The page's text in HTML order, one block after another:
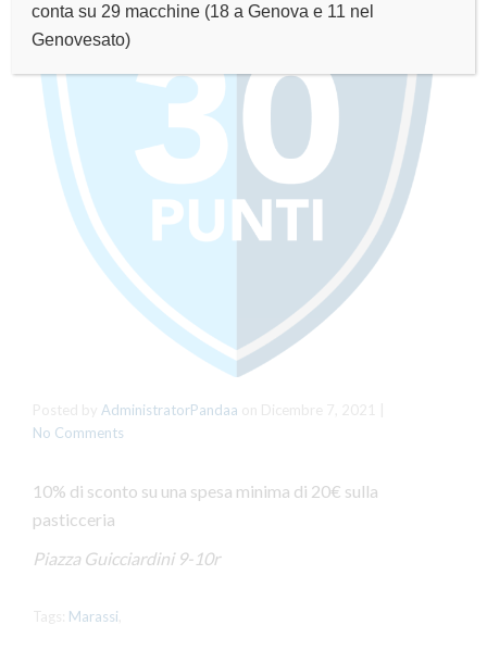
AdministratorPandaa
No Comments
10% di sconto su una spesa minima di 20€ sulla
pasticceria
Piazza Guicciardini 9-10r
Marassi
conta su 29 macchine (18 a Genova e 11 nel
Genovesato)